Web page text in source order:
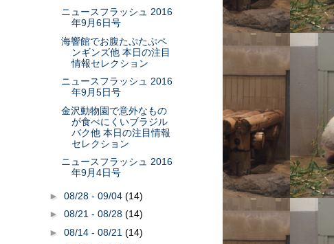
ニュースフラッシュ 2016
年9月6日号
海響館でお腹たぷたぷペ
ンギンズ他 本日の注目
情報セレクション
ニュースフラッシュ 2016
年9月5日号
金沢動物園で意外なもの
が食べにくいブラジル
バク他 本日の注目情報
セレクション
ニュースフラッシュ 2016
年9月4日号
► 08/28 - 09/04 (14)
► 08/21 - 08/28 (14)
► 08/14 - 08/21 (14)